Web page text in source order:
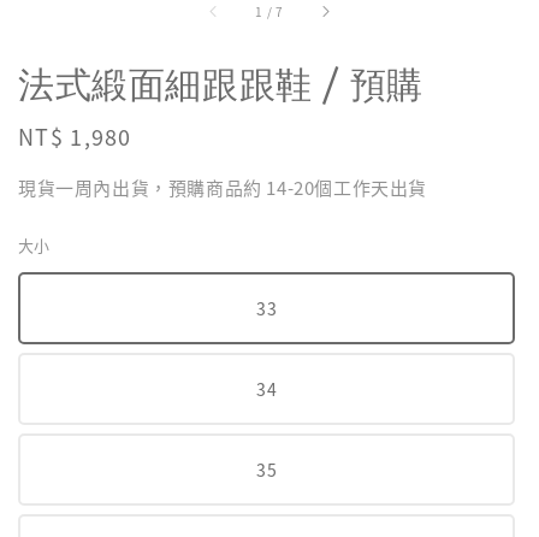
1 /7
法式緞面細跟跟鞋 / 預購
Regular
NT$ 1,980
現貨一周內出貨，預購商品約 14-20個工作天出貨
大小
33
34
35